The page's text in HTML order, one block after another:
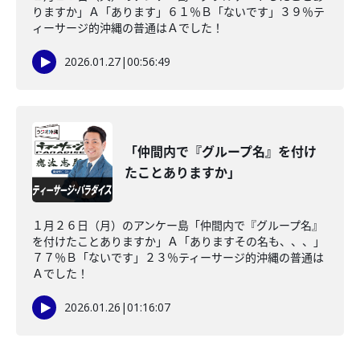
りますか」Ａ「あります」６１％Ｂ「ないです」３９％テ
ィーサージ的沖縄の普通はＡでした！
2026.01.27|00:56:49
「仲間内で『グループ名』を付け
たことありますか」
１月２６日（月）のアンケー島「仲間内で『グループ名』
を付けたことありますか」Ａ「ありますその名も、、、」
７７％Ｂ「ないです」２３％ティーサージ的沖縄の普通は
Ａでした！
2026.01.26 |01:16:07